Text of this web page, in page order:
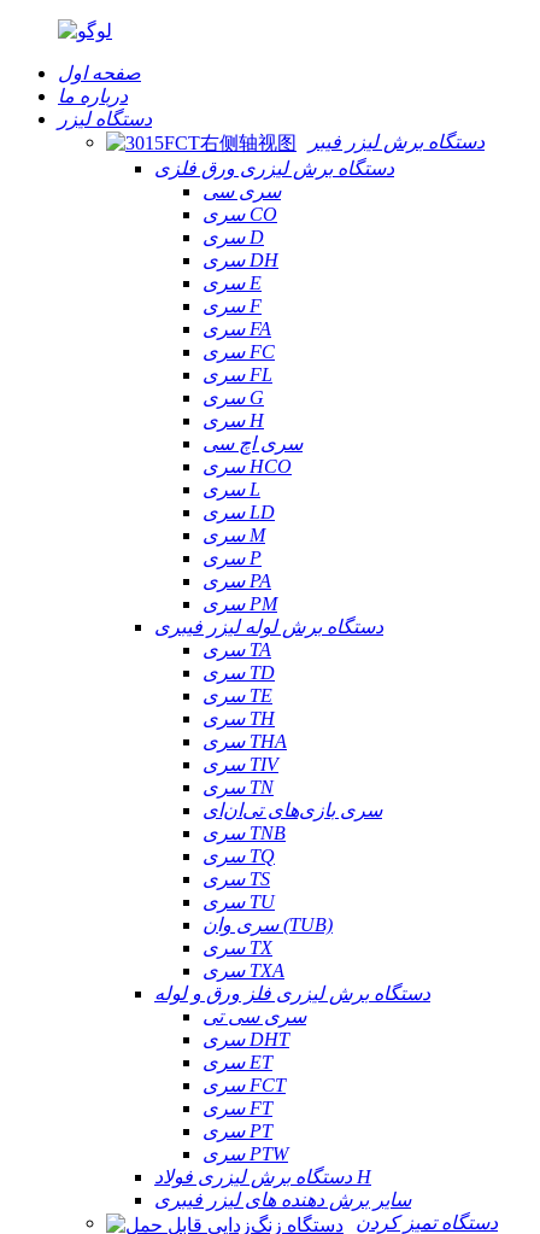
صفحه اول
درباره ما
دستگاه لیزر
دستگاه برش لیزر فیبر
دستگاه برش لیزری ورق فلزی
سری سی
سری CO
سری D
سری DH
سری E
سری F
سری FA
سری FC
سری FL
سری G
سری H
سری اچ سی
سری HCO
سری L
سری LD
سری M
سری P
سری PA
سری PM
دستگاه برش لوله لیزر فیبری
سری TA
سری TD
سری TE
سری TH
سری THA
سری TIV
سری TN
سری بازی‌های تی‌ان‌ای
سری TNB
سری TQ
سری TS
سری TU
سری وان (TUB)
سری TX
سری TXA
دستگاه برش لیزری فلز ورق و لوله
سری سی تی
سری DHT
سری ET
سری FCT
سری FT
سری PT
سری PTW
دستگاه برش لیزری فولاد H
سایر برش دهنده های لیزر فیبری
دستگاه تمیز کردن